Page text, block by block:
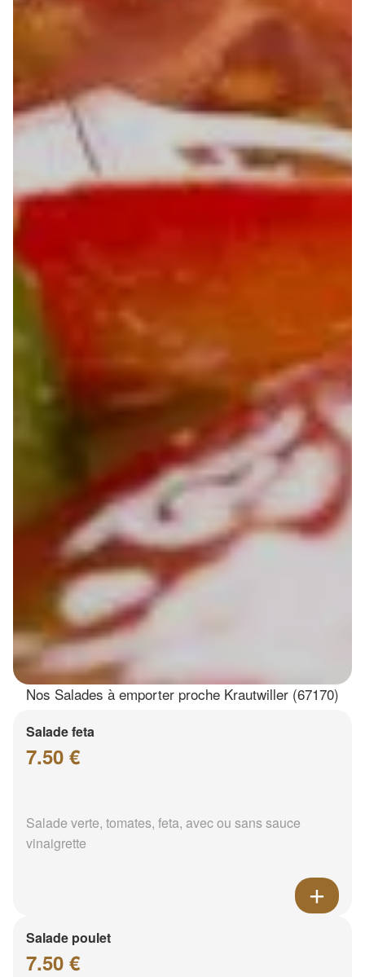
Nos Salades à emporter proche Krautwiller (67170)
Salade feta
7.50 €
Salade verte, tomates, feta, avec ou sans sauce
vinaigrette
Salade poulet
7.50 €